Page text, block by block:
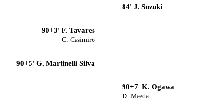
84' J. Suzuki
90+3' F. Tavares
C. Casimiro
90+5' G. Martinelli Silva
90+7' K. Ogawa
D. Maeda